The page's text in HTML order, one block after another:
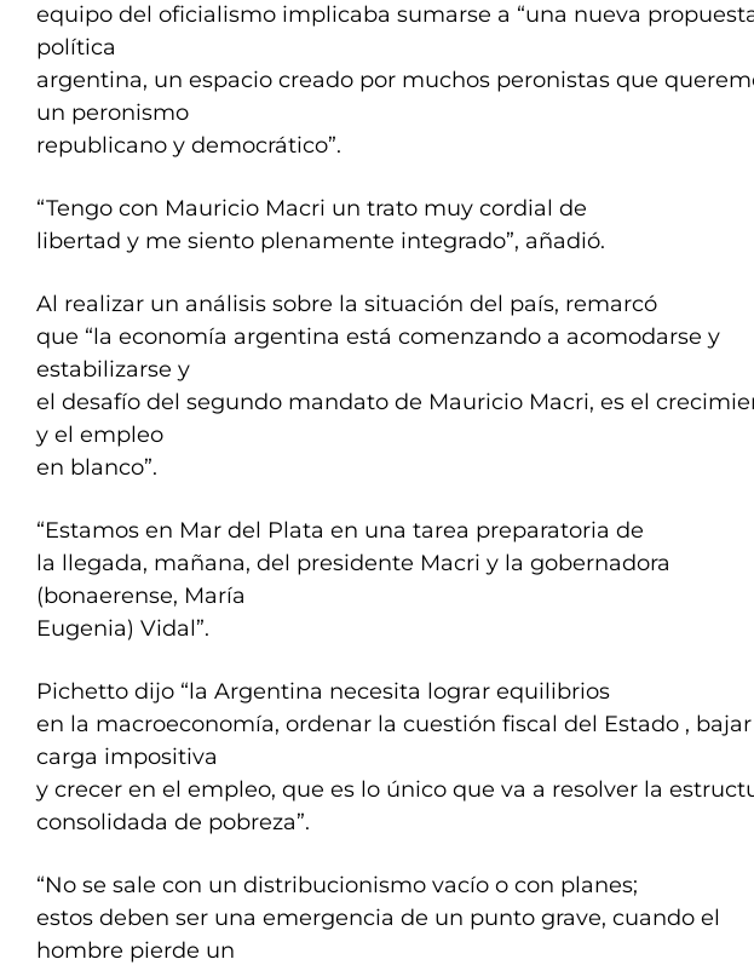
equipo del oficialismo implicaba sumarse a “una nueva
política
argentina, un espacio creado por muchos peronistas que
un peronismo
republicano y democrático”.
“Tengo con Mauricio Macri un trato muy cordial de
libertad y me siento plenamente integrado”, añadió.
Al realizar un análisis sobre la situación del país, remarcó
que “la economía argentina está comenzando a acomodarse y
estabilizarse y
el desafío del segundo mandato de Mauricio Macri, es el
y el empleo
en blanco”.
“Estamos en Mar del Plata en una tarea preparatoria de
la llegada, mañana, del presidente Macri y la gobernadora
(bonaerense, María
Eugenia) Vidal”.
Pichetto dijo “la Argentina necesita lograr equilibrios
en la macroeconomía, ordenar la cuestión fiscal del Estado , bajar
carga impositiva
y crecer en el empleo, que es lo único que va a resolver la
consolidada de pobreza”.
“No se sale con un distribucionismo vacío o con planes;
estos deben ser una emergencia de un punto grave, cuando el
hombre pierde un